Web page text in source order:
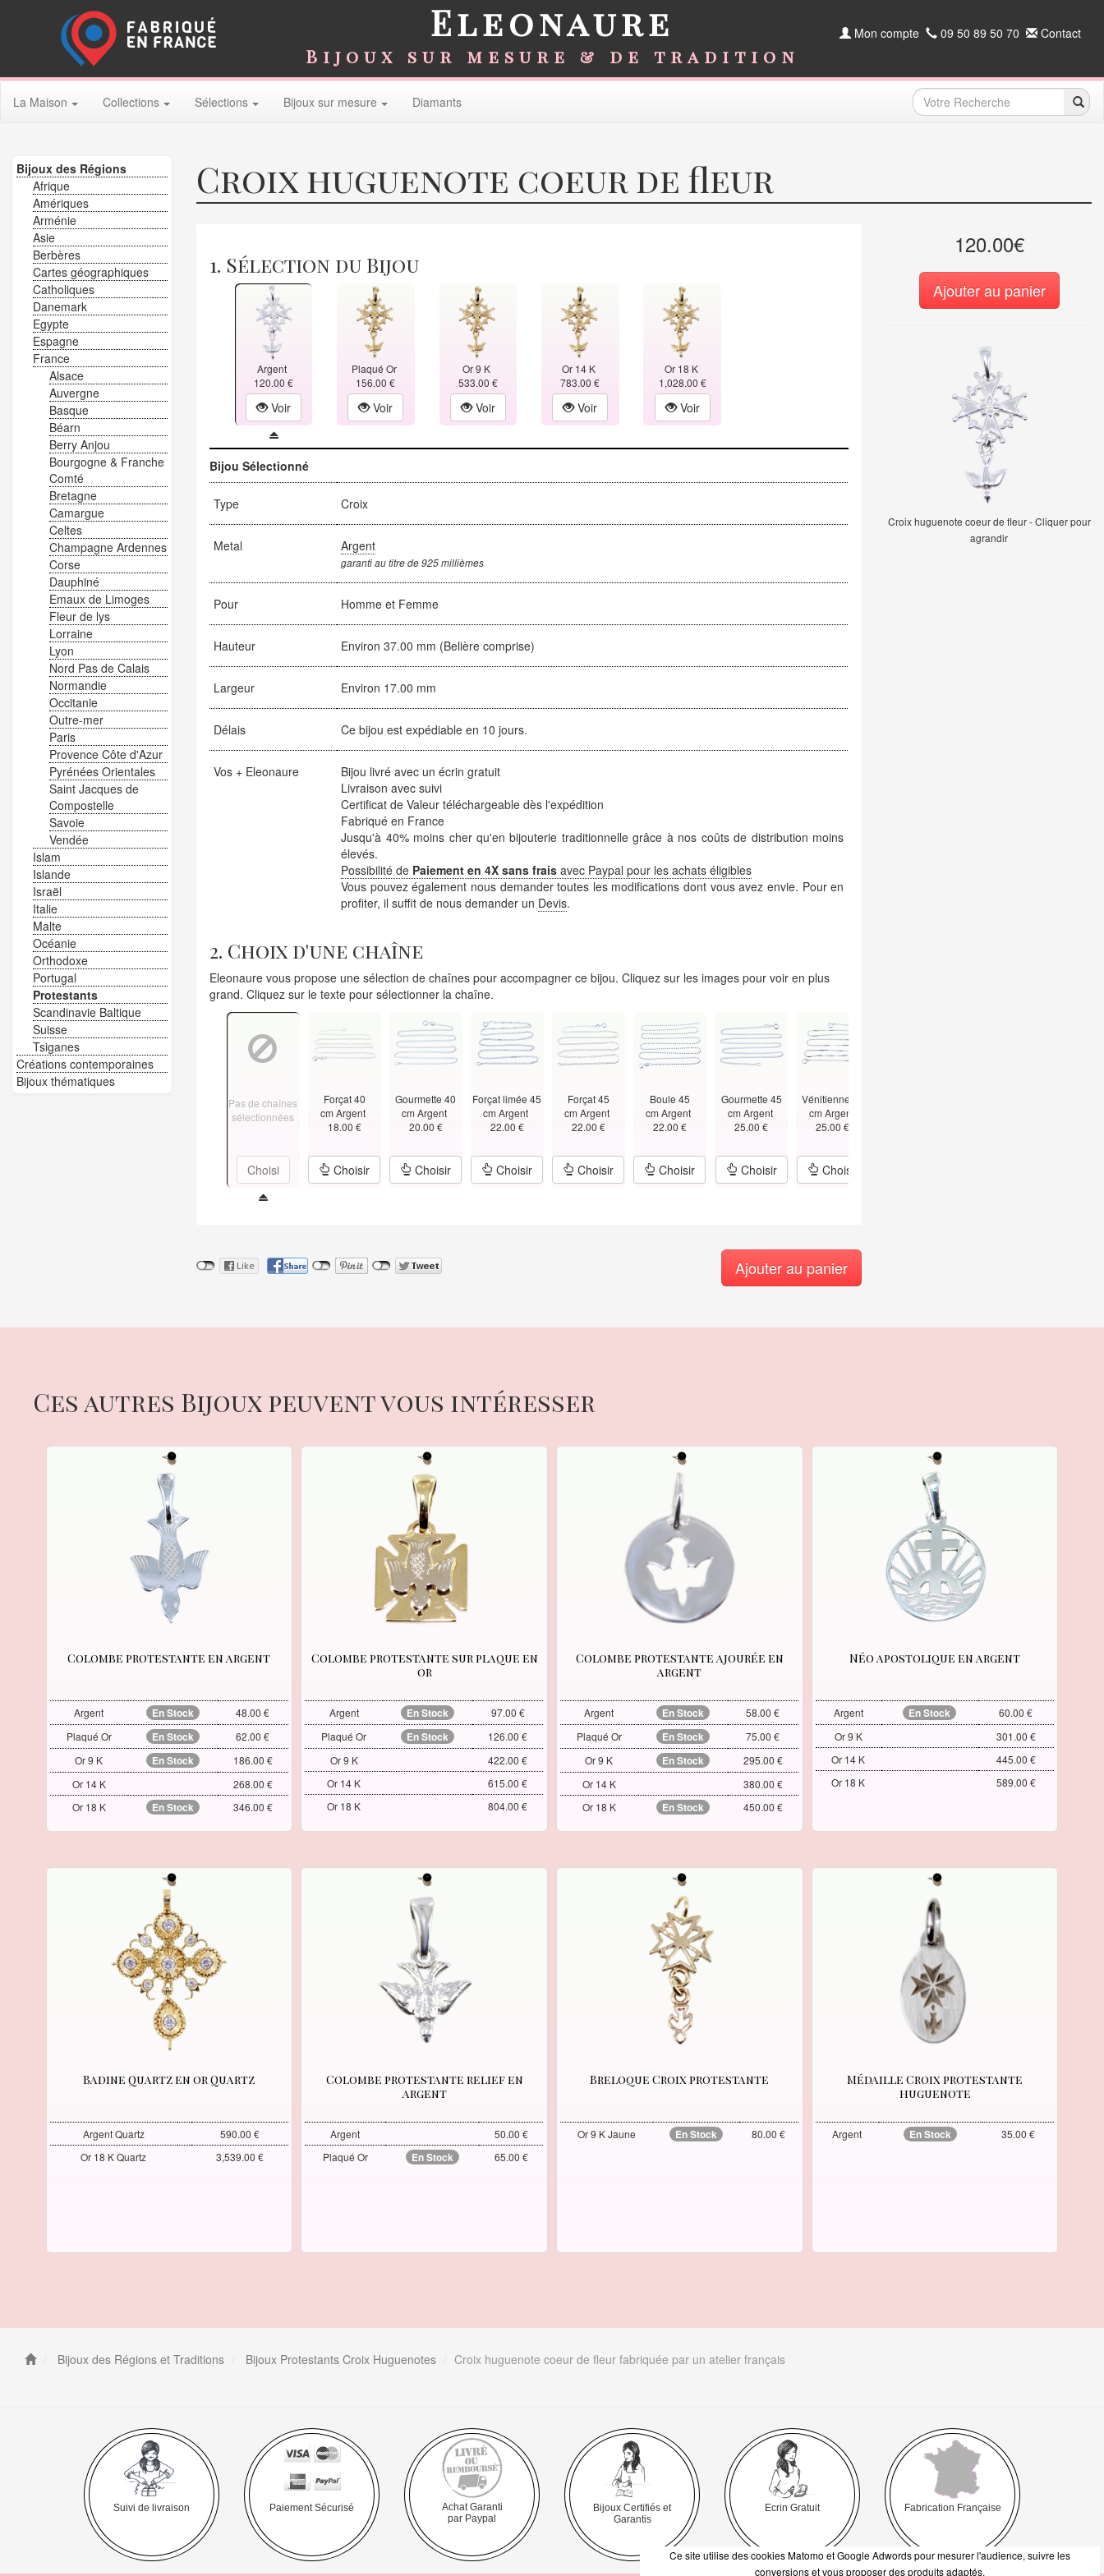
Ce site utilise des cookies Matomo et Google Adwords pour mesurer l'audience, suivre les
conversions et vous proposer des produits adaptés.
Eleonaure
Bijoux sur mesure & de tradition
Mon compte 09 50 89 50 70 Contact
La Maison Collections Sélections Bijoux sur mesure Diamants
Croix huguenote coeur de fleur
120.00€
Ajouter au panier
Croix huguenote coeur de fleur - Cliquer pour
agrandir
1. Sélection du Bijou
Argent
120.00 €
Voir
Plaqué Or
156.00 €
Voir
Or 9 K
533.00 €
Voir
Or 14 K
783.00 €
Voir
Or 18 K
1,028.00 €
Voir
Bijou Sélectionné
Type Croix
Metal Argent
garanti au titre de 925 millièmes
Pour Homme et Femme
Hauteur Environ 37.00 mm (Belière comprise)
Largeur Environ 17.00 mm
Délais Ce bijou est expédiable en 10 jours.
Vos + Eleonaure
Bijou livré avec un écrin gratuit
Livraison avec suivi
Certificat de Valeur téléchargeable dès l'expédition
Fabriqué en France
Jusqu'à 40% moins cher qu'en bijouterie traditionnelle grâce à nos coûts de distribution moins
élevés.
Possibilité de Paiement en 4X sans frais avec Paypal pour les achats éligibles
Vous pouvez également nous demander toutes les modifications dont vous avez envie. Pour en
profiter, il suffit de nous demander un Devis.
2. Choix d'une chaîne
Eleonaure vous propose une sélection de chaînes pour accompagner ce bijou. Cliquez sur les images pour voir en plus
grand. Cliquez sur le texte pour sélectionner la chaîne.
Pas de chaînes
sélectionnées
Choisi
Forçat 40
cm Argent
18.00 €
Choisir
Gourmette 40
cm Argent
20.00 €
Choisir
Forçat limée 45
cm Argent
22.00 €
Choisir
Forçat 45
cm Argent
22.00 €
Choisir
Boule 45
cm Argent
22.00 €
Choisir
Gourmette 45
cm Argent
25.00 €
Choisir
Vénitienne 45
cm Argent
25.00 €
Choisir
Ajouter au panier
Bijoux des Régions
Afrique
Amériques
Arménie
Asie
Berbères
Cartes géographiques
Catholiques
Danemark
Egypte
Espagne
France
Alsace
Auvergne
Basque
Béarn
Berry Anjou
Bourgogne & Franche
Comté
Bretagne
Camargue
Celtes
Champagne Ardennes
Corse
Dauphiné
Emaux de Limoges
Fleur de lys
Lorraine
Lyon
Nord Pas de Calais
Normandie
Occitanie
Outre-mer
Paris
Provence Côte d'Azur
Pyrénées Orientales
Saint Jacques de
Compostelle
Savoie
Vendée
Islam
Islande
Israël
Italie
Malte
Océanie
Orthodoxe
Portugal
Protestants
Scandinavie Baltique
Suisse
Tsiganes
Créations contemporaines
Bijoux thématiques
Ces autres Bijoux peuvent vous intéresser
Colombe protestante en argent
Argent En Stock
48.00 €
Plaqué Or
En Stock
62.00 €
Or 9 K
En Stock
186.00 €
Or 14 K
268.00 €
Or 18 K
En Stock 346.00 €
Colombe protestante sur plaque en
or
Argent En Stock
97.00 €
Plaqué Or
En Stock
126.00 €
Or 9 K
422.00 €
Or 14 K
615.00 €
Or 18 K
804.00 €
Colombe protestante ajourée en
argent
Argent En Stock
58.00 €
Plaqué Or
En Stock
75.00 €
Or 9 K
En Stock
295.00 €
Or 14 K
380.00 €
Or 18 K
En Stock 450.00 €
Néo apostolique en argent
Argent En Stock
60.00 €
Or 9 K
301.00 €
Or 14 K
445.00 €
Or 18 K
589.00 €
Badine Quartz en or Quartz
Argent Quartz
590.00 €
Or 18 K Quartz
3,539.00 €
Colombe protestante relief en
argent
Argent
50.00 €
Plaqué Or
En Stock 65.00 €
Breloque Croix protestante
Or 9 K Jaune En Stock 80.00 €
Médaille Croix protestante
huguenote
Argent En Stock 35.00 €
Bijoux des Régions et Traditions Bijoux Protestants Croix Huguenotes Croix huguenote coeur de fleur fabriquée par un atelier français
Suivi de livraison Paiement Sécurisé
Achat Garanti
par Paypal
Bijoux Certifiés et
Garantis
Ecrin Gratuit Fabrication Française